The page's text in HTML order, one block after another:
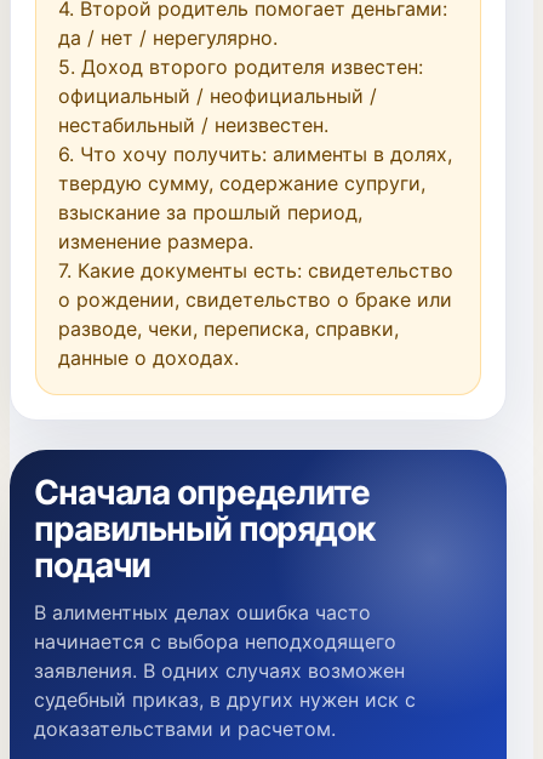
4. Второй родитель помогает деньгами:
да / нет / нерегулярно.
5. Доход второго родителя известен:
официальный / неофициальный /
нестабильный / неизвестен.
6. Что хочу получить: алименты в долях,
твердую сумму, содержание супруги,
взыскание за прошлый период,
изменение размера.
7. Какие документы есть: свидетельство
о рождении, свидетельство о браке или
разводе, чеки, переписка, справки,
данные о доходах.
Сначала определите
правильный порядок
подачи
В алиментных делах ошибка часто
начинается с выбора неподходящего
заявления. В одних случаях возможен
судебный приказ, в других нужен иск с
доказательствами и расчетом.